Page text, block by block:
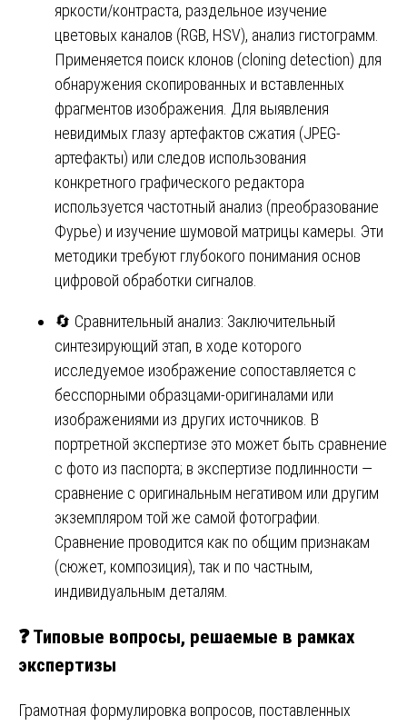
яркости/контраста, раздельное изучение
цветовых каналов (RGB, HSV), анализ гистограмм.
Применяется поиск клонов (cloning detection) для
обнаружения скопированных и вставленных
фрагментов изображения. Для выявления
невидимых глазу артефактов сжатия (JPEG-
артефакты) или следов использования
конкретного графического редактора
используется частотный анализ (преобразование
Фурье) и изучение шумовой матрицы камеры. Эти
методики требуют глубокого понимания основ
цифровой обработки сигналов.
🔄 Сравнительный анализ: Заключительный
синтезирующий этап, в ходе которого
исследуемое изображение сопоставляется с
бесспорными образцами-оригиналами или
изображениями из других источников. В
портретной экспертизе это может быть сравнение
с фото из паспорта; в экспертизе подлинности —
сравнение с оригинальным негативом или другим
экземпляром той же самой фотографии.
Сравнение проводится как по общим признакам
(сюжет, композиция), так и по частным,
индивидуальным деталям.
❓ Типовые вопросы, решаемые в рамках
экспертизы
Грамотная формулировка вопросов, поставленных